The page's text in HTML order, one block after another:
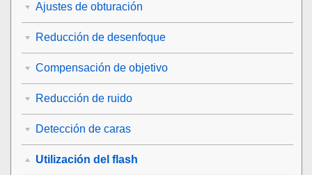
Ajustes de obturación
Reducción de desenfoque
Compensación de objetivo
Reducción de ruido
Detección de caras
Utilización del flash